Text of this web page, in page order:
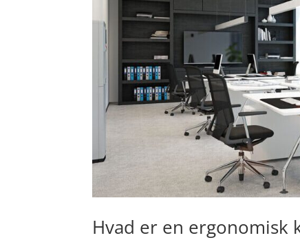
Hvad er en ergonomisk